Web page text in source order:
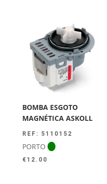
BOMBA ESGOTO
MAGNÉTICA ASKOLL
REF: 5110152
PORTO
€ 12.00